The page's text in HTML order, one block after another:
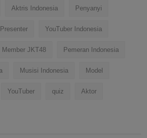
Aktris Indonesia Penyanyi
Presenter YouTuber Indonesia
Member JKT48 Pemeran Indonesia
Musisi Indonesia Model
YouTuber quiz Aktor